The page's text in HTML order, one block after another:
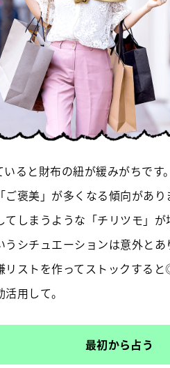
いると財布の紐が緩みがちで
褒美」が多くなる傾向があり
てしまうような「チリツモ」
うシチュエーションは意外と
リストを作ってストックする
用して。
最初から占う